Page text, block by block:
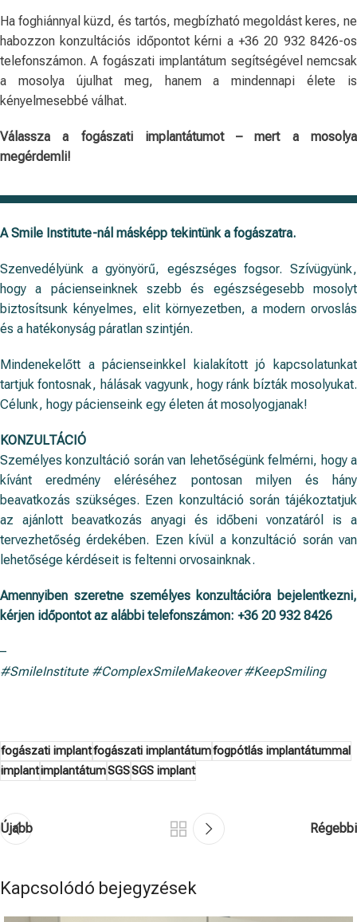
Ha foghiánnyal küzd, és tartós, megbízható megoldást keres, ne
habozzon konzultációs időpontot kérni a +36 20 932 8426-os
telefonszámon. A fogászati implantátum segítségével nemcsak
a mosolya újulhat meg, hanem a mindennapi élete is
kényelmesebbé válhat.
Válassza a fogászati implantátumot – mert a mosolya
megérdemli!
A Smile Institute-nál másképp tekintünk a fogászatra.
Szenvedélyünk a gyönyörű, egészséges fogsor. Szívügyünk,
hogy a pácienseinknek szebb és egészségesebb mosolyt
biztosítsunk kényelmes, elit környezetben, a modern orvoslás
és a hatékonyság páratlan szintjén.
Mindenekelőtt a pácienseinkkel kialakított jó kapcsolatunkat
tartjuk fontosnak, hálásak vagyunk, hogy ránk bízták mosolyukat.
Célunk, hogy pácienseink egy életen át mosolyogjanak!
KONZULTÁCIÓ
Személyes konzultáció során van lehetőségünk felmérni, hogy a
kívánt eredmény eléréséhez pontosan milyen és hány
beavatkozás szükséges. Ezen konzultáció során tájékoztatjuk
az ajánlott beavatkozás anyagi és időbeni vonzatáról is a
tervezhetőség érdekében. Ezen kívül a konzultáció során van
lehetősége kérdéseit is feltenni orvosainknak.
Amennyiben szeretne személyes konzultációra bejelentkezni,
kérjen időpontot az alábbi telefonszámon: +36 20 932 8426
–
#SmileInstitute #ComplexSmileMakeover #KeepSmiling
fogászati implantfogászati implantátumfogpótlás implantátummal
implantimplantátumSGSSGS implant
Újabb Régebbi
Kapcsolódó bejegyzések